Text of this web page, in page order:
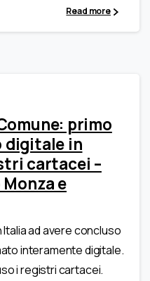
Read more
primo
digitale in
cartacei –
e
ad avere concluso
interamente digitale.
i registri cartacei.